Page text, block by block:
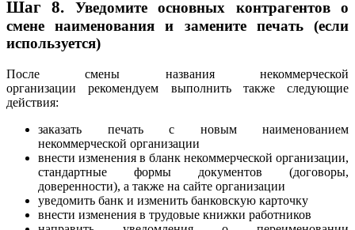
Шаг 8.
Уведомите основных контрагентов о
смене наименования и замените печать (если
используется)
После смены названия некоммерческой
организации рекомендуем выполнить также следующие
действия:
заказать печать с новым наименованием
некоммерческой организации
внести изменения в бланк некоммерческой организации,
стандартные формы документов (договоры,
доверенности), а также на сайте организации
уведомить банк и изменить банковскую карточку
внести изменения в трудовые книжки работников